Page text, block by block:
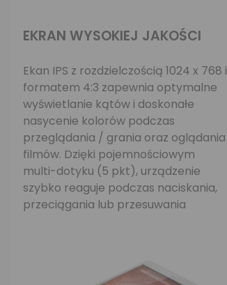
EKRAN WYSOKIEJ JAKOŚCI
Ekan IPS z rozdzielczością 1024 x 768 i
formatem 4:3 zapewnia optymalne
wyświetlanie kątów i doskonałe
nasycenie kolorów podczas
przeglądania / grania oraz oglądania
filmów. Dzięki pojemnościowym
multi-dotyku (5 pkt), urządzenie
szybko reaguje podczas naciskania,
przeciągania lub przesuwania